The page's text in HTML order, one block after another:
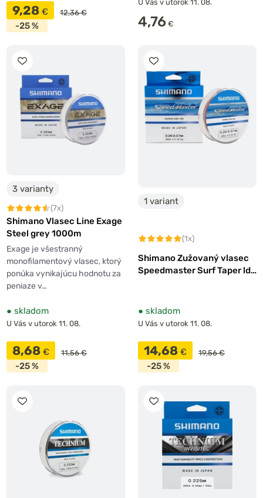
9,28 € 12,36 €
-25 %
U Vás v utorok 11. 08.
4,76 €
3 varianty
(7x)
Shimano Vlasec Line Exage
Steel grey 1000m
Exage je všestranný
monofilamentový vlasec, ktorý
ponúka vynikajúcu hodnotu za
peniaze v…
● skladom
U Vás v utorok 11. 08.
8,68 € 11,56 €
-25 %
1 variant
(1x)
Shimano Zužovaný vlasec
Speedmaster Surf Taper ld
● skladom
U Vás v utorok 11. 08.
14,68 € 19,56 €
-25 %